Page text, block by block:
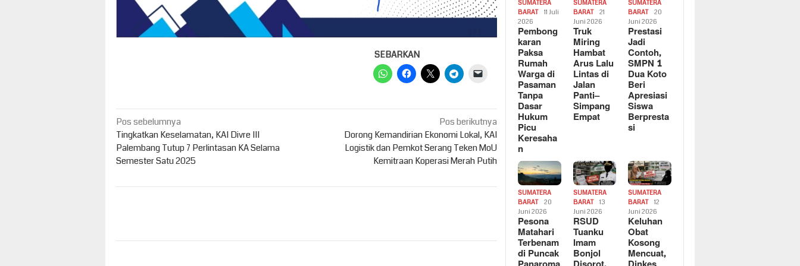
SEBARKAN
Navigasi
pos
Pos sebelumnya
Tingkatkan Keselamatan, KAI Divre III
Palembang Tutup 7 Perlintasan KA Selama
Semester Satu 2025
Pos berikutnya
Dorong Kemandirian Ekonomi Lokal, KAI
Logistik dan Pemkot Serang Teken MoU
Kemitraan Koperasi Merah Putih
SUMATERA
BARAT
11 Juli
2026
Pembong
karan
Paksa
Rumah
Warga di
Pasaman
Tanpa
Dasar
Hukum
Picu
Keresaha
n
SUMATERA
BARAT
21
Juni 2026
Truk
Miring
Hambat
Arus Lalu
Lintas di
Jalan
Panti–
Simpang
Empat
SUMATERA
BARAT
20
Juni 2026
Prestasi
Jadi
Contoh,
SMPN 1
Dua Koto
Beri
Apresiasi
Siswa
Berpresta
si
SUMATERA
BARAT
20
Juni 2026
Pesona
Matahari
Terbenam
di Puncak
SUMATERA
BARAT
13
Juni 2026
RSUD
Tuanku
Imam
Bonjol
SUMATERA
BARAT
12
Juni 2026
Keluhan
Obat
Kosong
Mencuat,